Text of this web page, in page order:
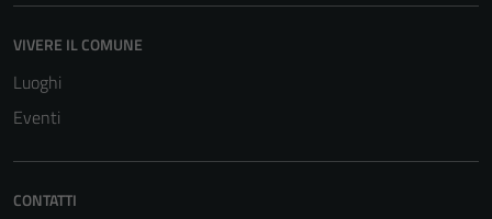
VIVERE IL COMUNE
Luoghi
Eventi
CONTATTI